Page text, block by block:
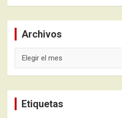
Archivos
Etiquetas